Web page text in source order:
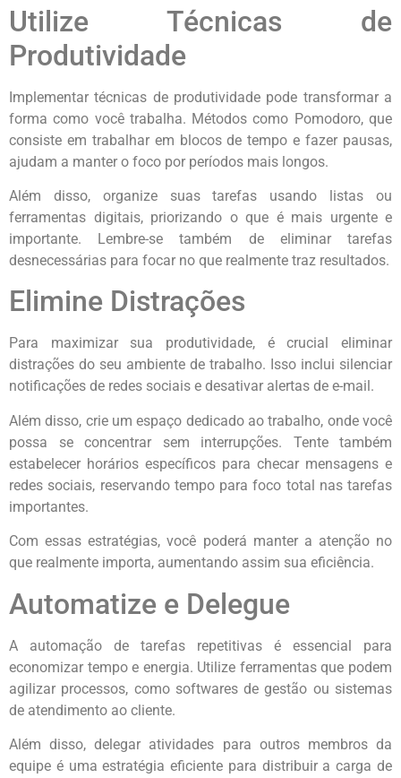
Utilize Técnicas de
Produtividade
Implementar técnicas de produtividade pode transformar a
forma como você trabalha. Métodos como Pomodoro, que
consiste em trabalhar em blocos de tempo e fazer pausas,
ajudam a manter o foco por períodos mais longos.
Além disso, organize suas tarefas usando listas ou
ferramentas digitais, priorizando o que é mais urgente e
importante. Lembre-se também de eliminar tarefas
desnecessárias para focar no que realmente traz resultados.
Elimine Distrações
Para maximizar sua produtividade, é crucial eliminar
distrações do seu ambiente de trabalho. Isso inclui silenciar
notificações de redes sociais e desativar alertas de e-mail.
Além disso, crie um espaço dedicado ao trabalho, onde você
possa se concentrar sem interrupções. Tente também
estabelecer horários específicos para checar mensagens e
redes sociais, reservando tempo para foco total nas tarefas
importantes.
Com essas estratégias, você poderá manter a atenção no
que realmente importa, aumentando assim sua eficiência.
Automatize e Delegue
A automação de tarefas repetitivas é essencial para
economizar tempo e energia. Utilize ferramentas que podem
agilizar processos, como softwares de gestão ou sistemas
de atendimento ao cliente.
Além disso, delegar atividades para outros membros da
equipe é uma estratégia eficiente para distribuir a carga de